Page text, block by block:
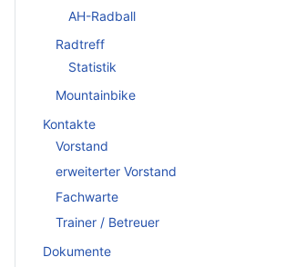
AH-Radball
Radtreff
Statistik
Mountainbike
Kontakte
Vorstand
erweiterter Vorstand
Fachwarte
Trainer / Betreuer
Dokumente